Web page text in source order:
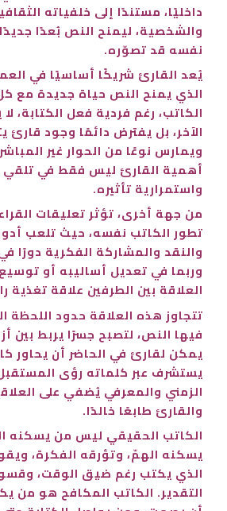
داخليًا، مستندًا إلى خلفياته
والشخصية، ليمنح النص بُعدًا
نفسه قد تصوّره.
يُعد القارئ شريكًا أساسيًا في
الذي يمنح النص حياة جديدة مع
الكاتب، رغم فردية فعل الكتابة،
الآخر، بل يفترض دائمًا وجود قارئ
ويمارس نوعًا من الحوار غير
أهمية القارئ ليس فقط في تلقي
واستمرارية تأثيره.
من جهة أخرى، تؤثر تعليقات
تطور الكاتب نفسه، حيث تلعب
والنقد والمشاركة الفكرية دورًا
وربما في تعديل أساليبه أو
العلاقة بين الطرفين علاقة
تتجاوز هذه العلاقة حدود اللحظة
فيها النص، لتصبح جسرًا يربط بين
يمكن لقارئ في الحاضر أن يحاور
يستشرف عبر كلماته رؤى
الزمني والمعرفي يُضفي على
والقارئ طابعًا خالدًا.
الكاتب الحقيقي ليس من يسكنه
يسكنه الهمّ، وتؤرقه الفكرة،
الذي يكتب رغم ضيق الوقت،
التقدير. الكاتب المكافح هو من